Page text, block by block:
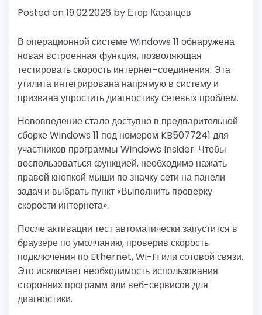
Posted on19.02.2026 by Егор Казанцев
В операционной системе Windows 11 обнаружена
новая встроенная функция, позволяющая
тестировать скорость интернет-соединения. Эта
утилита интегрирована напрямую в систему и
призвана упростить диагностику сетевых проблем.
Нововведение стало доступно в предварительной
сборке Windows 11 под номером KB5077241 для
участников программы Windows Insider. Чтобы
воспользоваться функцией, необходимо нажать
правой кнопкой мыши по значку сети на панели
задач и выбрать пункт «Выполнить проверку
скорости интернета».
После активации тест автоматически запустится в
браузере по умолчанию, проверив скорость
подключения по Ethernet, Wi-Fi или сотовой связи.
Это исключает необходимость использования
сторонних программ или веб-сервисов для
диагностики.